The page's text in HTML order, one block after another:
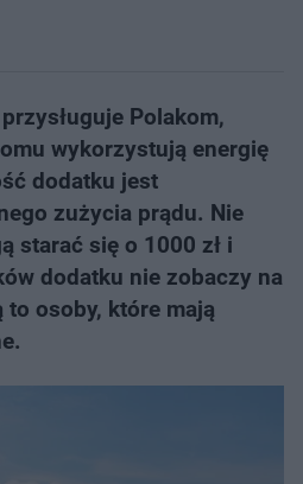
Polakom,
wykorzystują energię
dodatku jest
zużycia prądu. Nie
starać się o 1000 zł i
dodatku nie zobaczy na
osoby, które mają